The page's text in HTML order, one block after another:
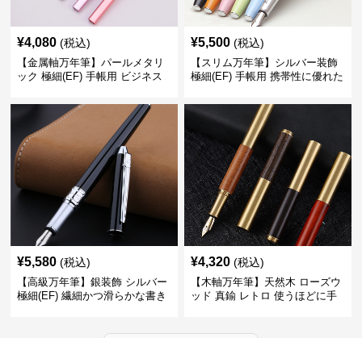
¥4,080 (税込)
【金属軸万年筆】パールメタリ
ック 極細(EF) 手帳用 ビジネス
る
¥5,500 (税込)
【スリム万年筆】シルバー装飾
極細(EF) 手帳用 携帯性に優れた
ートに筆記
¥5,580 (税込)
【高級万年筆】銀装飾 シルバー
極細(EF) 繊細かつ滑らかな書き
¥4,320 (税込)
【木軸万年筆】天然木 ローズウ
ッド 真鍮 レトロ 使うほどに手